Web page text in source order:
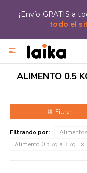
¡Envío GRATIS a
todo el

ALIMENTO 0.5
Filtrando por: Alimentos
Alimento 0.5 kg a 3 kg